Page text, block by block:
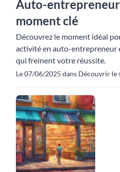
Auto-
moment clé
Découvrez le moment idéal
activité en auto-entrepreneur
qui freinent votre réussite.
Le 07/06/2025 dans Découvrir le